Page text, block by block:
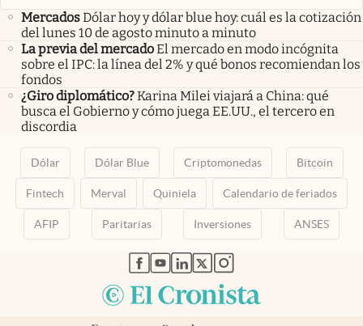
MercadosDólar hoy y dólar blue hoy: cuál es la cotización
del lunes 10 de agosto minuto a minuto
La previa del mercadoEl mercado en modo incógnita
sobre el IPC: la línea del 2% y qué bonos recomiendan los
fondos
¿Giro diplomático?Karina Milei viajará a China: qué
busca el Gobierno y cómo juega EE.UU., el tercero en
discordia
Dólar Dólar Blue Criptomonedas Bitcoin
Fintech Merval Quiniela Calendario de feriados
AFIP Paritarias Inversiones ANSES
abre en nueva pestaña
abre en nueva pestaña
abre en nueva pestaña
abre en nueva pestaña
abre en nueva pestaña